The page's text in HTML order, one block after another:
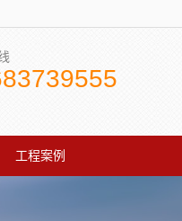
工程案例